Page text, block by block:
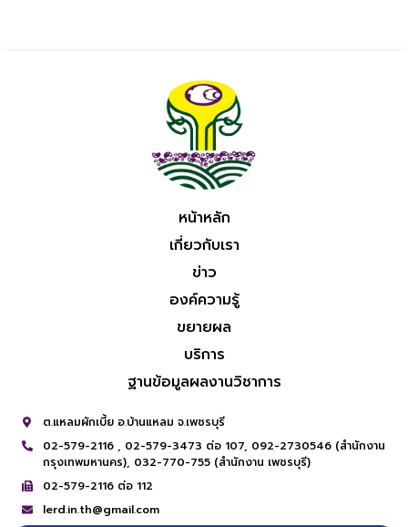
หน้าหลัก
เกี่ยวกับเรา
ข่าว
องค์ความรู้
ขยายผล
บริการ
ฐานข้อมูลผลงานวิชาการ
ต.แหลมผักเบี้ย อ.บ้านแหลม จ.เพชรบุรี
02-579-2116 , 02-579-3473 ต่อ 107, 092-2730546 (สำนักงาน
กรุงเทพมหานคร), 032-770-755 (สำนักงาน เพชรบุรี)
02-579-2116 ต่อ 112
lerd.in.th@gmail.com